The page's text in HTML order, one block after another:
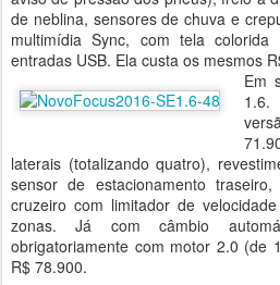
de neblina, sensores de chuva e
multimídia Sync, com tela
entradas USB. Ela custa os mesmos
Em
1.6.
laterais (totalizando quatro),
sensor de estacionamento
cruzeiro com limitador de
zonas. Já com câmbio
obrigatoriamente com motor 2.0 (de
R$ 78.900.